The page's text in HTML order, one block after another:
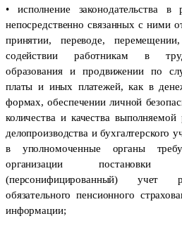
• исполнение законодательства
непосредственно связанных с ними
принятии, переводе,
содействии работникам в
образования и продвижении по
платы и иных платежей, как в
формах, обеспечении личной
количества и качества
делопроизводства и бухгалтерского
в уполномоченные органы
организации постановки
(персонифицированный) учет
обязательного пенсионного
информации;